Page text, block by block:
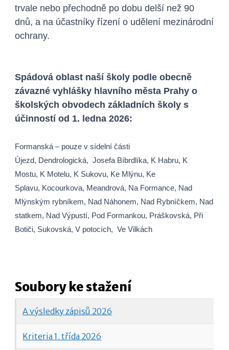
trvale nebo přechodně po dobu delší než 90
dnů, a na účastníky řízení o udělení mezinárodní
ochrany.
Spádová oblast naší školy podle obecně
závazné vyhlášky hlavního města Prahy o
školských obvodech základních školy s
účinností od 1. ledna 2026:
Formanská – pouze v sídelní části
Újezd, Dendrologická,Josefa Bíbrdlíka, K Habru, K
Mostu, K Motelu, K Sukovu, Ke Mlýnu, Ke
Splavu, Kocourkova, Meandrová, Na Formance, Nad
Mlýnským rybníkem, Nad Náhonem, Nad Rybníčkem, Nad
statkem, Nad Výpustí, Pod Formankou, Práškovská, Při
Botiči, Sukovská,V potocích,Ve Vilkách
Soubory ke stažení
A výsledky zápisů 2026
Kriteria 1. třída 2026